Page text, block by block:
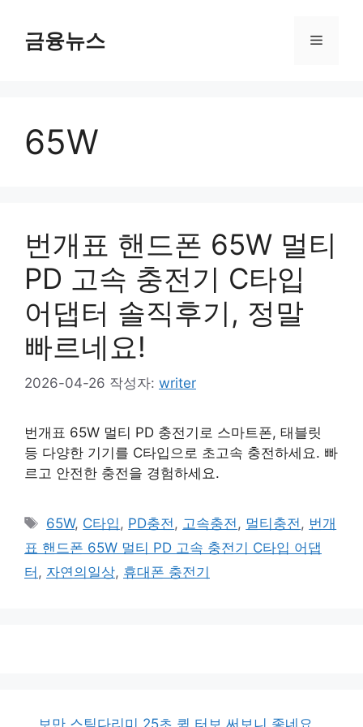
금융뉴스 메
65W
번개표 핸드폰 65W 멀티
PD 고속 충전기 C타입
어댑터 솔직후기, 정말
빠르네요!
2026-04-26 작성자: writer
번개표 65W 멀티 PD 충전기로 스마트폰, 태블릿
등 다양한 기기를 C타입으로 초고속 충전하세요. 빠
르고 안전한 충전을 경험하세요.
태
그
65W, C타입 , PD충전 , 고속충전 , 멀티충전 , 번개
표 핸드폰 65W 멀티 PD 고속 충전기 C타입 어댑
터 , 자연의일상, 휴대폰 충전기
보만 스팀다리미 25초 퀵 터보 써보니 좋네요